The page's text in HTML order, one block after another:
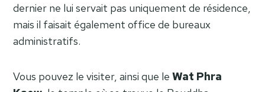
dernier ne lui servait pas uniquement de résidence,
mais il faisait également office de bureaux
administratifs.
Vous pouvez le visiter, ainsi que le Wat Phra